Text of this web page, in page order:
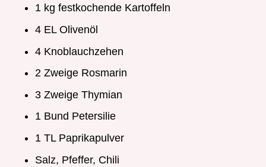
1 kg festkochende Kartoffeln
4 EL Olivenöl
4 Knoblauchzehen
2 Zweige Rosmarin
3 Zweige Thymian
1 Bund Petersilie
1 TL Paprikapulver
Salz, Pfeffer, Chili